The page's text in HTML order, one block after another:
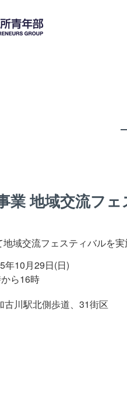
業 地域交流フ
域交流フェスティバルを実
年10月29日(日)
ら16時
古川駅北側歩道、31街区